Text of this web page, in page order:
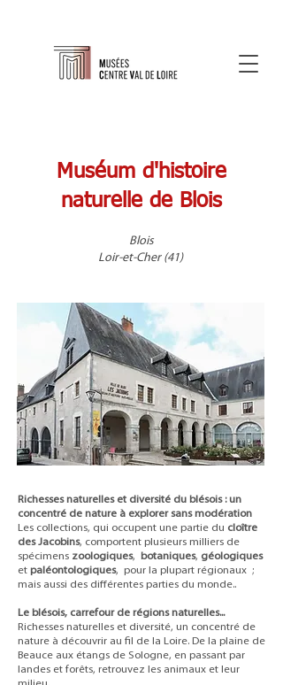
Muséum d'histoire
naturelle de Blois
Blois
Loir-et-Cher (41)
Richesses naturelles et diversité du blésois : un
concentré de nature à explorer sans modération
Les collections, qui occupent une partie du cloître
des Jacobins, comportent plusieurs milliers de
spécimens zoologiques, botaniques, géologiques
et paléontologiques, pour la plupart régionaux ;
mais aussi des différentes parties du monde..
Le blésois, carrefour de régions naturelles...
Richesses naturelles et diversité, un concentré de
nature à découvrir au fil de la Loire. De la plaine de
Beauce aux étangs de Sologne, en passant par
landes et forêts, retrouvez les animaux et leur